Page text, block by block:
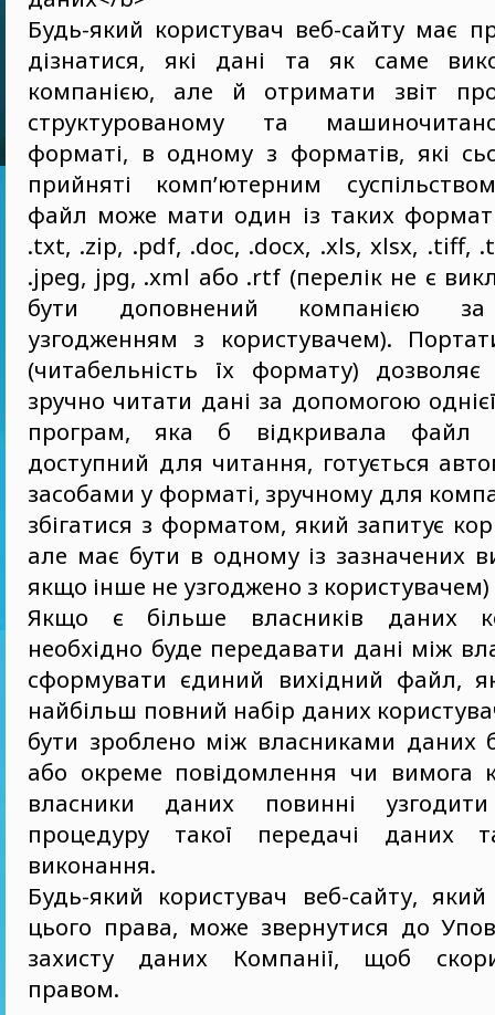
Будь-який користувач веб-сайту має
дізнатися, які дані та як саме
компанією, але й отримати звіт
структурованому та
форматі, в одному з форматів, які
прийняті комп’ютерним
файл може мати один із таких
.txt, .zip, .pdf, .doc, .docx, .xls, xlsx, .tiff,
.jpeg, jpg, .xml або .rtf (перелік не є
бути доповнений компанією за
узгодженням з користувачем).
(читабельність їх формату) дозволяє
зручно читати дані за допомогою
програм, яка б відкривала файл
доступний для читання, готується
засобами у форматі, зручному для
збігатися з форматом, який запитує
але має бути в одному із зазначених
якщо інше не узгоджено з користувачем)
Якщо є більше власників даних
необхідно буде передавати дані між
сформувати єдиний вихідний файл,
найбільш повний набір даних
бути зроблено між власниками даних
або окреме повідомлення чи вимога
власники даних повинні
процедуру такої передачі даних
виконання.
Будь-який користувач веб-сайту,
цього права, може звернутися до
захисту даних Компанії, щоб
правом.